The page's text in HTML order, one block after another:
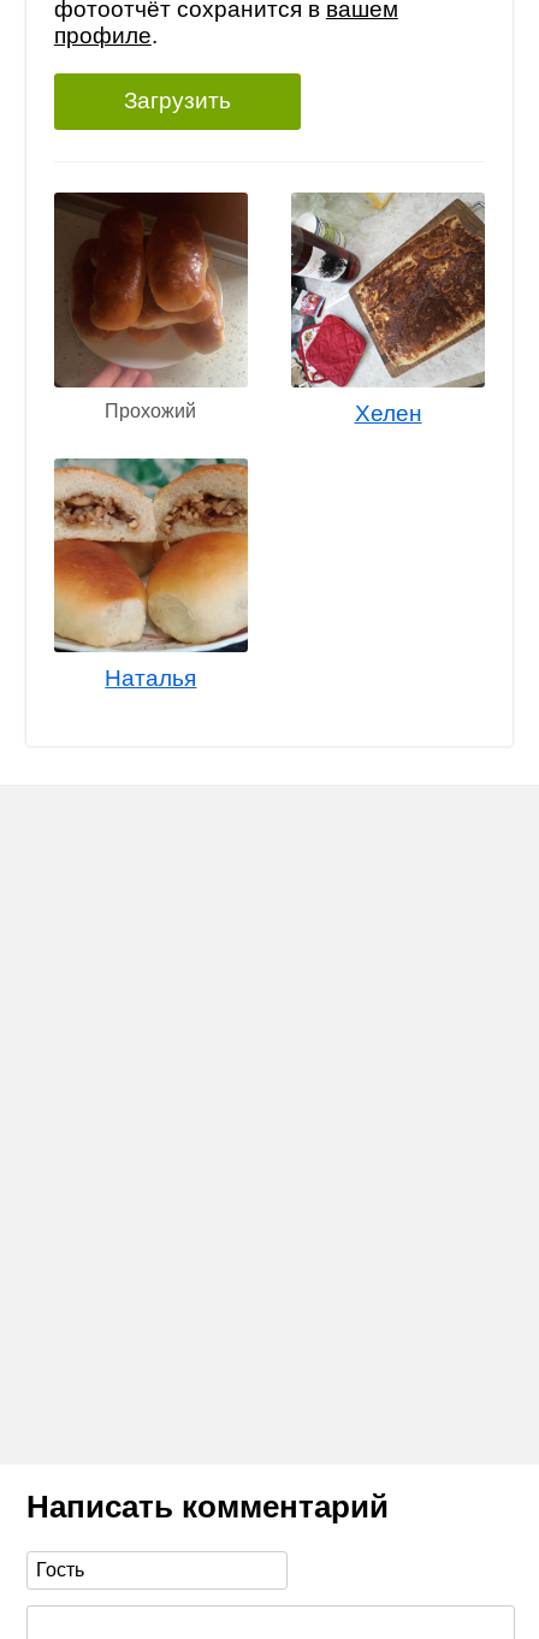
фотоотчёт сохранится в вашем
профиле.
Загрузить
Прохожий Хелен
Наталья
Написать комментарий